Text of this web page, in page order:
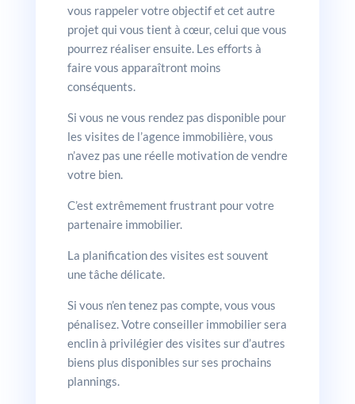
vous rappeler votre objectif et cet autre
projet qui vous tient à cœur, celui que vous
pourrez réaliser ensuite. Les efforts à
faire vous apparaîtront moins
conséquents.
Si vous ne vous rendez pas disponible pour
les visites de l’agence immobilière, vous
n’avez pas une réelle motivation de vendre
votre bien.
C’est extrêmement frustrant pour votre
partenaire immobilier.
La planification des visites est souvent
une tâche délicate.
Si vous n’en tenez pas compte, vous vous
pénalisez. Votre conseiller immobilier sera
enclin à privilégier des visites sur d’autres
biens plus disponibles sur ses prochains
plannings.